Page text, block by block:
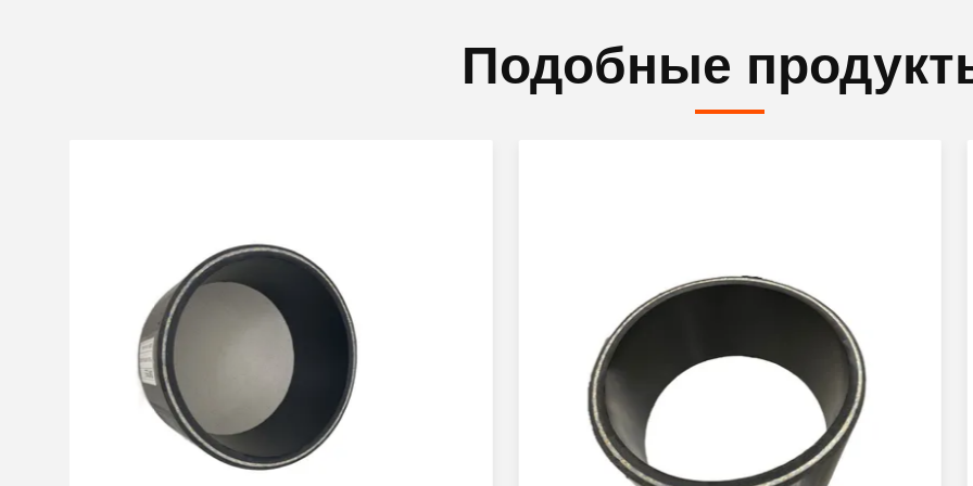
Подобные